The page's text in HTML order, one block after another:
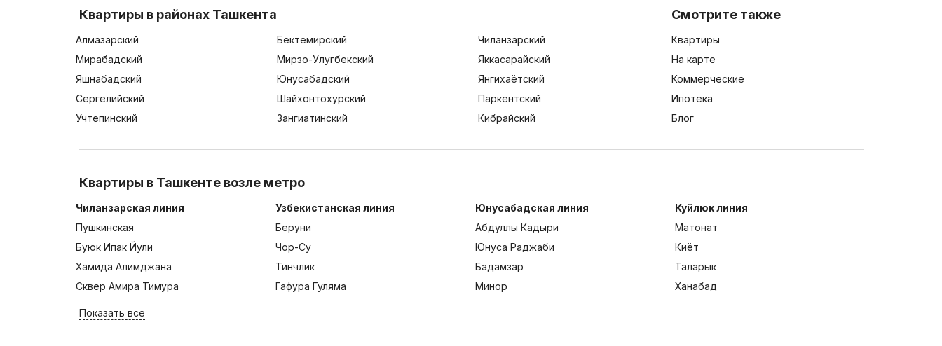
Квартиры в районах Ташкента
Алмазарский Бектемирский
Чиланзарский
Мирабадский
Мирзо-Улугбекский
Яккасарайский
Яшнабадский
Юнусабадский
Янгихаётский
Сергелийский
Шайхонтохурский
Паркентский
Учтепинский
Зангиатинский Кибрайский
Смотрите также
Квартиры
На карте
Коммерческие
Ипотека
Блог
Квартиры в Ташкенте возле метро
Чиланзарская линия
Пушкинская
Буюк Ипак Йули
Хамида Алимджана
Сквер Амира Тимура
Узбекистанская линия
Беруни
Чор-Су
Тинчлик
Гафура Гуляма
Юнусабадская линия
Абдуллы Кадыри
Юнуса Раджаби
Бадамзар
Минор
Куйлюк линия
Матонат
Киёт
Таларык
Ханабад
Показать все